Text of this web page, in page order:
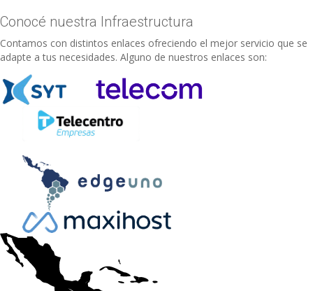
Conocé nuestra Infraestructura
Contamos con distintos enlaces ofreciendo el mejor servicio que se
adapte a tus necesidades. Alguno de nuestros enlaces son: